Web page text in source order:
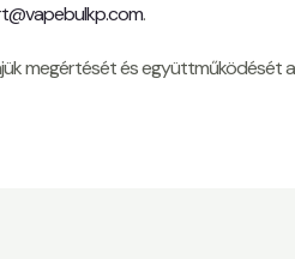
.
megértését és együttműködését